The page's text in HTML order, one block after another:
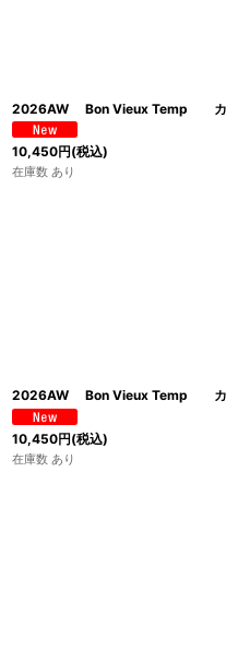
2026AW Bon Vieux Temp
10,450円(税込)
在庫数 あり
2026AW Bon Vieux Temp
10,450円(税込)
在庫数 あり